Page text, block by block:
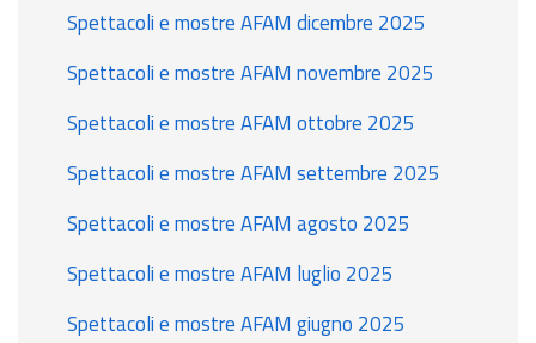
Spettacoli e mostre AFAM dicembre 2025
Spettacoli e mostre AFAM novembre 2025
Spettacoli e mostre AFAM ottobre 2025
Spettacoli e mostre AFAM settembre 2025
Spettacoli e mostre AFAM agosto 2025
Spettacoli e mostre AFAM luglio 2025
Spettacoli e mostre AFAM giugno 2025